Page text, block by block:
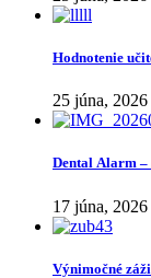
Hodnotenie
25 júna, 2026
Dental Alarm –
17 júna, 2026
Výnimočné